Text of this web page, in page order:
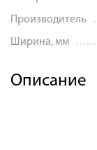
Производитель
Ширина, мм
Описание